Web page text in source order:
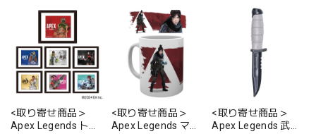
<取り寄せ商品＞
Apex Legends トレ
<取り寄せ商品＞
Apex Legends マグ
<取り寄せ商品＞
Apex Legends 武器